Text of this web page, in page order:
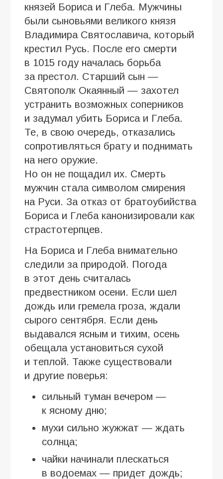
князей Бориса и Глеба. Мужчины
были сыновьями великого князя
Владимира Святославича, который
крестил Русь. После его смерти
в 1015 году началась борьба
за престол. Старший сын —
Святополк Окаянный — захотел
устранить возможных соперников
и задумал убить Бориса и Глеба.
Те, в свою очередь, отказались
сопротивляться брату и поднимать
на него оружие.
Но он не пощадил их. Смерть
мужчин стала символом смирения
на Руси. За отказ от братоубийства
Бориса и Глеба канонизировали как
страстотерпцев.
На Бориса и Глеба внимательно
следили за природой. Погода
в этот день считалась
предвестником осени. Если шел
дождь или гремела гроза, ждали
сырого сентября. Если день
выдавался ясным и тихим, осень
обещала установиться сухой
и теплой. Также существовали
и другие поверья:
сильный туман вечером —
к ясному дню;
мухи сильно жужжат — ждать
солнца;
чайки начинали плескаться
в водоемах — придет дождь;